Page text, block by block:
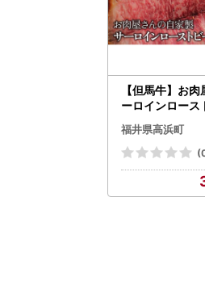
【但馬牛】お
ーロインロース
約300g
福井県高浜町